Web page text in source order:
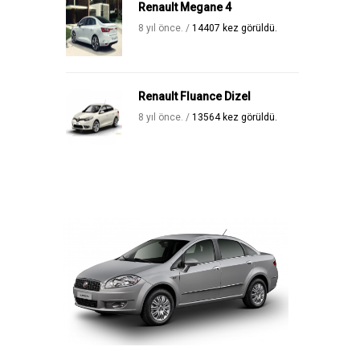
Renault Megane 4
8 yıl önce. / 14407 kez görüldü.
Renault Fluance Dizel
8 yıl önce. / 13564 kez görüldü.